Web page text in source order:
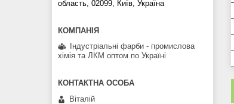
область, 02099, Київ, Україна
Індустріальні фарби - промислова
хімія та ЛКМ оптом по Україні
Віталій